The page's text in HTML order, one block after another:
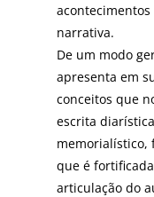
narrativa.
De um modo
apresenta em
conceitos que
escrita
memorialístico,
que é
articulação do